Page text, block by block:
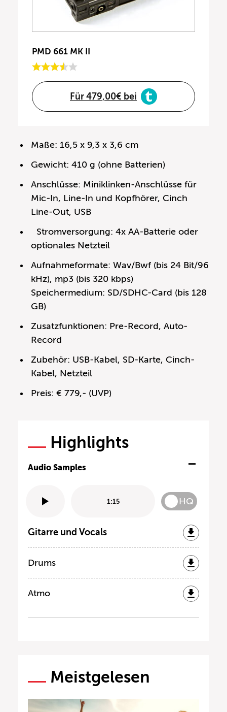
PMD 661 MK II
Für 479,00€ bei
Maße: 16,5 x 9,3 x 3,6 cm
Gewicht: 410 g (ohne Batterien)
Anschlüsse: Miniklinken-Anschlüsse für
Mic-In, Line-In und Kopfhörer, Cinch
Line-Out, USB
Stromversorgung: 4x AA-Batterie oder
optionales Netzteil
Aufnahmeformate: Wav/Bwf (bis 24 Bit/96
kHz), mp3 (bis 320 kbps)
Speichermedium: SD/SDHC-Card (bis 128
GB)
Zusatzfunktionen: Pre-Record, Auto-
Record
Zubehör: USB-Kabel, SD-Karte, Cinch-
Kabel, Netzteil
Preis: € 779,- (UVP)
Highlights
Audio Samples
1:15 HQ
Gitarre und Vocals
Drums
Atmo
Meistgelesen